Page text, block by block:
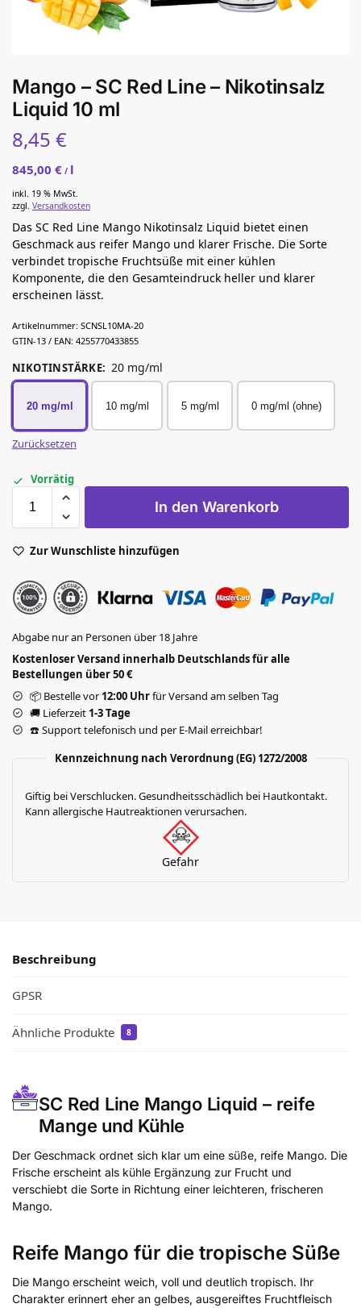
Mango – SC Red Line – Nikotinsalz
Liquid 10 ml
8,45 €
845,00 € / l
inkl. 19 % MwSt.
zzgl. Versandkosten
Das SC Red Line Mango Nikotinsalz Liquid bietet einen
Geschmack aus reifer Mango und klarer Frische. Die Sorte
verbindet tropische Fruchtsüße mit einer kühlen
Komponente, die den Gesamteindruck heller und klarer
erscheinen lässt.
Artikelnummer: SCNSL10MA-20
GTIN-13 / EAN: 4255770433855
NIKOTINSTÄRKE: 20 mg/ml
20 mg/ml 10 mg/ml 5 mg/ml 0 mg/ml (ohne)
Zurücksetzen
Vorrätig
In den Warenkorb
Zur Wunschliste hinzufügen
Abgabe nur an Personen über 18 Jahre
Kostenloser Versand innerhalb Deutschlands für alle
Bestellungen über 50 €
📦 Bestelle vor12:00 Uhrfür Versand am selben Tag
🚚 Lieferzeit 1-3 Tage
☎️ Support telefonisch und per E-Mail erreichbar!
Kennzeichnung nach Verordnung (EG) 1272/2008
Giftig bei Verschlucken. Gesundheitsschädlich bei Hautkontakt.
Kann allergische Hautreaktionen verursachen.
Gefahr
Beschreibung
GPSR
Ähnliche Produkte 8
SC Red Line Mango Liquid – reife
Mange und Kühle
Der Geschmack ordnet sich klar um eine süße, reife Mango. Die
Frische erscheint als kühle Ergänzung zur Frucht und
verschiebt die Sorte in Richtung einer leichteren, frischeren
Mango.
Reife Mango für die tropische Süße
Die Mango erscheint weich, voll und deutlich tropisch. Ihr
Charakter erinnert eher an gelbes, ausgereiftes Fruchtfleisch